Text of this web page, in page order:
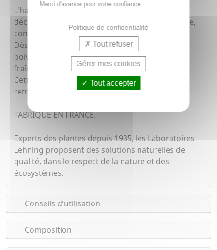
L'hamamélis et le marron d'Inde aux propriétés
décongestionnantes aident à retrouver bien-être,
confort et légèreté tout au long de la journée.
Dès application, l'huile essentielle de menthe
poivrée procure une sensation immédiate de
fraîcheur.
Cette formule bio est enrichie en aloe vera pour
retrouver douceur et hydratation.
FABRIQUÉ EN FRANCE.
Experts des plantes depuis 1935, les Laboratoires
Lehning proposent des solutions naturelles de
qualité, dans le respect de la nature et des
écosystèmes.
Conseils d'utilisation
Composition
Merci d'avance pour votre confiance.
Politique de confidentialité
Tout refuser
Gérer mes cookies
Tout accepter